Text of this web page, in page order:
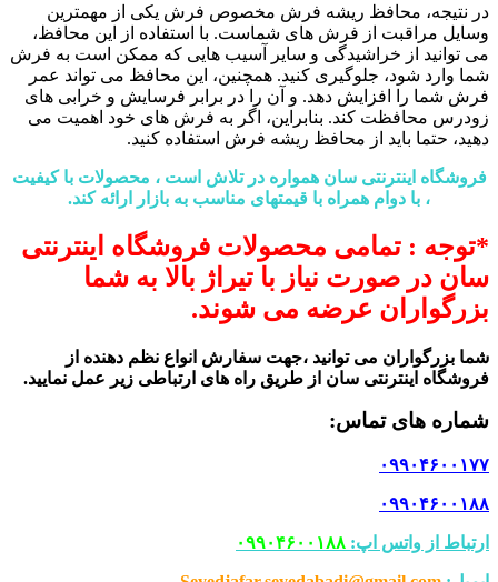
در نتیجه، محافظ ریشه فرش مخصوص فرش یکی از مهمترین
وسایل مراقبت از فرش های شماست. با استفاده از این محافظ،
می توانید از خراشیدگی و سایر آسیب هایی که ممکن است به فرش
شما وارد شود، جلوگیری کنید. همچنین، این محافظ می تواند عمر
فرش شما را افزایش دهد. و آن را در برابر فرسایش و خرابی های
زودرس محافظت کند. بنابراین، اگر به فرش های خود اهمیت می
دهید، حتما باید از محافظ ریشه فرش استفاده کنید.
فروشگاه اینترنتی سان همواره در تلاش است ، محصولات با کیفیت
، با دوام همراه با قیمتهای مناسب به بازار ارائه کند.
*توجه : تمامی محصولات فروشگاه اینترنتی
سان در صورت نیاز با تیراژ بالا به شما
بزرگواران عرضه می شوند.
شما بزرگواران می توانید ،جهت سفارش انواع نظم دهنده از
فروشگاه اینترنتی سان از طریق راه های ارتباطی زیر عمل نمایید.
شماره های تماس:
۰۹۹۰۴۶۰۰۱۷۷
۰۹۹۰۴۶۰۰۱۸۸
ارتباط از واتس اپ: